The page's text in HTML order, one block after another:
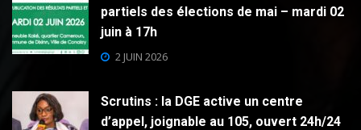
partiels des élections de mai – mardi 02
juin à 17h
2 JUIN 2026
Scrutins : la DGE active un centre
d’appel, joignable au 105, ouvert 24h/24